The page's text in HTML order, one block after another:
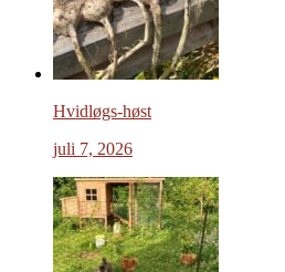
Hvidløgs-høst
juli 7, 2026